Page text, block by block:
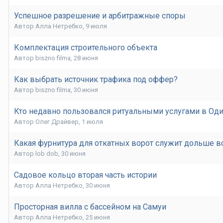
Успешное разрешение и арбитражные споры
Автор Алла Нетребко, 9 июля
Комплектация строительного объекта
Автор biszno filma, 28 июня
Как выбрать источник трафика под оффер?
Автор biszno filma, 30 июня
Кто недавно пользовался ритуальными услугами в
Автор Олег Драйвер, 1 июля
Какая фурнитура для откатных ворот служит дольше
Автор lob dob, 30 июня
Садовое кольцо вторая часть истории
Автор Алла Нетребко, 30 июня
Просторная вилла с бассейном на Самуи
Автор Алла Нетребко, 25 июня